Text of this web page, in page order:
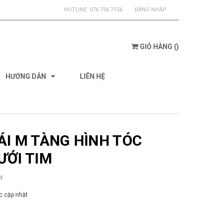
HOTLINE: 076.756.7156 ĐĂNG NHẬP
GIỎ HÀNG ()
HƯỚNG DẪN LIÊN HỆ
M TÀNG HÌNH TÓC
TIM
cập nhật